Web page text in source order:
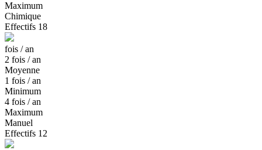
Maximum
Chimique
Effectifs 18
fois / an
2 fois / an
Moyenne
1 fois / an
Minimum
4 fois / an
Maximum
Manuel
Effectifs 12